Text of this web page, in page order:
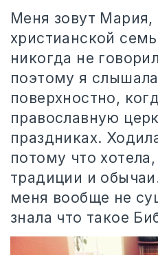
Меня зовут Мария,
христианской
никогда не
поэтому я
поверхностно,
православную
праздниках.
потому что
традиции и
меня вообще не
знала что такое